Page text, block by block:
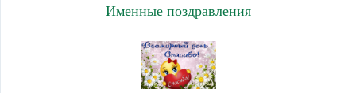
Именные поздравления